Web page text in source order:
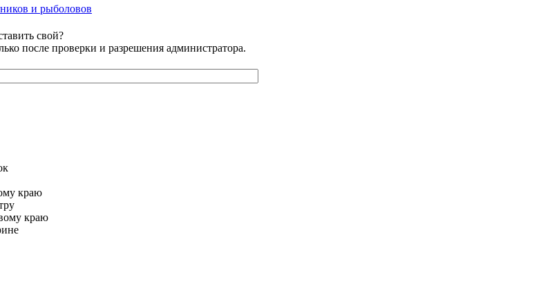
и рыболовов
свой?
после проверки и разрешения администратора.